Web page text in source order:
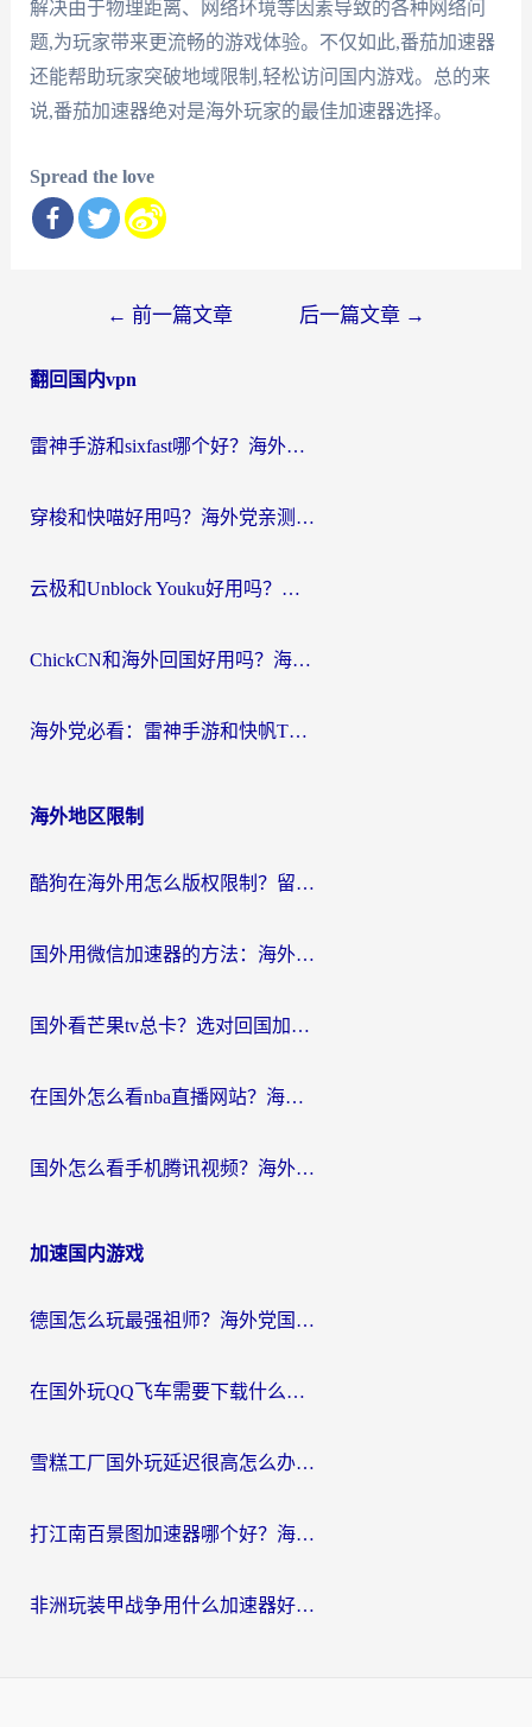
解决由于物理距离、网络环境等因素导致的各种网络问
题,为玩家带来更流畅的游戏体验。不仅如此,番茄加速器
还能帮助玩家突破地域限制,轻松访问国内游戏。总的来
说,番茄加速器绝对是海外玩家的最佳加速器选择。
Spread the love
导
← 前一篇文章 后一篇文章 →
翻回国内vpn
雷神手游和sixfast哪个好？海外党亲测3款回国加速器，教你选对不踩坑
穿梭和快喵好用吗？海外党亲测：小众加速器对比+番茄加速器深度体验
云极和Unblock Youku好用吗？海外党亲测+2026回国加速器避坑指南
ChickCN和海外回国好用吗？海外党2026亲测：从手游到影音，选对加速器的3个关键
海外党必看：雷神手游和快帆TV版好用吗？3步选对回国加速器不踩坑
海外地区限制
酷狗在海外用怎么版权限制？留学生亲测：3步解决听国内音乐难题
国外用微信加速器的方法：海外党无缝连接国内生活的实用指南
国外看芒果tv总卡？选对回国加速器，轻松追《浪姐》不费劲
在国外怎么看nba直播网站？海外党专属体育观赛指南，告别地区限制！
国外怎么看手机腾讯视频？海外党亲测有效的追剧加速器选择指南
加速国内游戏
德国怎么玩最强祖师？海外党国服游戏加速器选择全攻略（附宝可梦Online实测）
在国外玩QQ飞车需要下载什么加速器呢？海外党亲测有效的国服游戏加速指南
雪糕工厂国外玩延迟很高怎么办？海外玩家国服游戏加速终极攻略（附实测推荐）
打江南百景图加速器哪个好？海外党踩坑N次后，终于找到不卡的秘诀
非洲玩装甲战争用什么加速器好？海外党亲测有效的国服游戏加速方案